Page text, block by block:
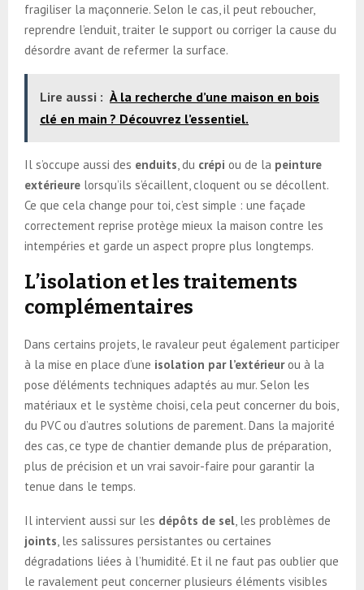
fragiliser la maçonnerie. Selon le cas, il peut reboucher,
reprendre l’enduit, traiter le support ou corriger la cause du
désordre avant de refermer la surface.
Lire aussi : À la recherche d’une maison en bois
clé en main ? Découvrez l’essentiel.
Il s’occupe aussi des enduits , du crépi ou de la peinture
extérieure lorsqu’ils s’écaillent, cloquent ou se décollent.
Ce que cela change pour toi, c’est simple : une façade
correctement reprise protège mieux la maison contre les
intempéries et garde un aspect propre plus longtemps.
L’isolation et les traitements
complémentaires
Dans certains projets, le ravaleur peut également participer
à la mise en place d’une isolation par l’extérieurou à la
pose d’éléments techniques adaptés au mur. Selon les
matériaux et le système choisi, cela peut concerner du bois,
du PVC ou d’autres solutions de parement. Dans la majorité
des cas, ce type de chantier demande plus de préparation,
plus de précision et un vrai savoir-faire pour garantir la
tenue dans le temps.
Il intervient aussi sur les dépôts de sel , les problèmes de
joints , les salissures persistantes ou certaines
dégradations liées à l’humidité. Et il ne faut pas oublier que
le ravalement peut concerner plusieurs éléments visibles